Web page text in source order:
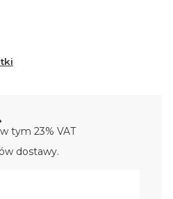
w tym 23% VAT
w tym 23% VAT
dostawy.